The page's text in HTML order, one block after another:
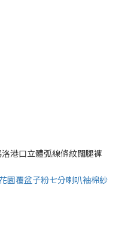
港口立體弧線條紋闊腿褲